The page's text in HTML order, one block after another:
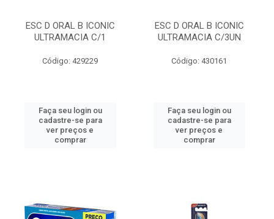
ESC D ORAL B ICONIC
ULTRAMACIA C/1
Código: 429229
Faça seu login ou
cadastre-se para
ver preços e
comprar
ESC D ORAL B ICONIC
ULTRAMACIA C/3UN
Código: 430161
Faça seu login ou
cadastre-se para
ver preços e
comprar